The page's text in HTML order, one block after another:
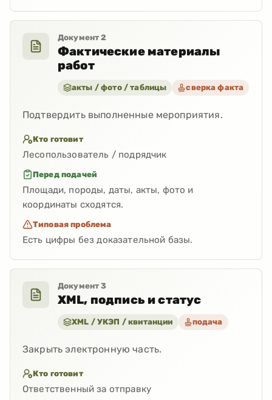
Документ2
Фактические материалы
работ
акты / фото / таблицы сверка факта
Подтвердить выполненные мероприятия.
Кто готовит
Лесопользователь / подрядчик
Перед подачей
Площади, породы, даты, акты, фото и
координаты сходятся.
Типовая проблема
Есть цифры без доказательной базы.
Документ3
XML, подпись и статус
XML / УКЭП / квитанции подача
Закрыть электронную часть.
Кто готовит
Ответственный за отправку